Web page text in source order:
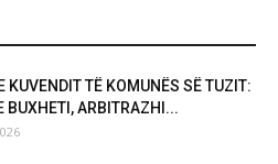
KUVENDIT TË KOMUNËS SË TUZIT:
BUXHETI, ARBITRAZHI...